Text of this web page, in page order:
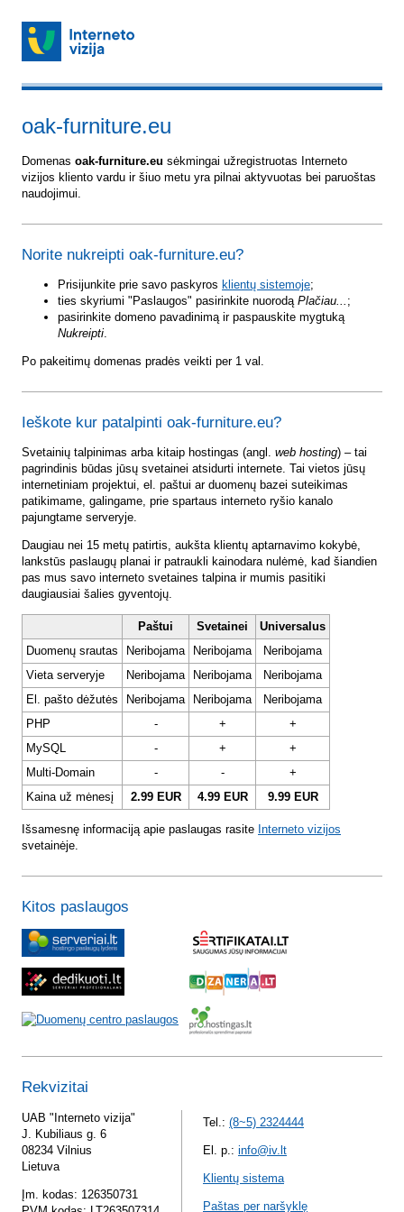
oak-furniture.eu
Domenas oak-furniture.eu sėkmingai užregistruotas Interneto
vizijos kliento vardu ir šiuo metu yra pilnai aktyvuotas bei paruoštas
naudojimui.
Norite nukreipti oak-furniture.eu?
Prisijunkite prie savo paskyros klientų sistemoje;
ties skyriumi "Paslaugos" pasirinkite nuorodą Plačiau... ;
pasirinkite domeno pavadinimą ir paspauskite mygtuką
Nukreipti.
Po pakeitimų domenas pradės veikti per 1 val.
Ieškote kur patalpinti oak-furniture.eu?
Svetainių talpinimas arba kitaip hostingas (angl. web hosting) – tai
pagrindinis būdas jūsų svetainei atsidurti internete. Tai vietos jūsų
internetiniam projektui, el. paštui ar duomenų bazei suteikimas
patikimame, galingame, prie spartaus interneto ryšio kanalo
pajungtame serveryje.
Daugiau nei 15 metų patirtis, aukšta klientų aptarnavimo kokybė,
lankstūs paslaugų planai ir patraukli kainodara nulėmė, kad šiandien
pas mus savo interneto svetaines talpina ir mumis pasitiki
daugiausiai šalies gyventojų.
Paštui Svetainei
Universalus
Duomenų srautas
Neribojama Neribojama
Neribojama
Vieta serveryje
Neribojama Neribojama
Neribojama
El. pašto dėžutės
Neribojama Neribojama
Neribojama
PHP
- +
+
MySQL
- +
+
Multi-Domain
- -
+
Kaina už mėnesį
2.99 EUR 4.99 EUR 9.99 EUR
Išsamesnę informaciją apie paslaugas rasite Interneto vizijos
svetainėje.
Kitos paslaugos
Rekvizitai
UAB "Interneto vizija"
J. Kubiliaus g. 6
08234 Vilnius
Lietuva
Įm. kodas: 126350731
Tel.: (8~5) 2324444
El. p.: info@iv.lt
Klientų sistema
Paštas per naršyklę